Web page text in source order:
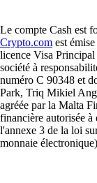
Le compte Cash est
Crypto.com est
licence Visa
société à
numéro C 90348 et
Park, Triq Mikiel
agréée par la Malta
financière autorisée à
l'annexe 3 de la loi
monnaie